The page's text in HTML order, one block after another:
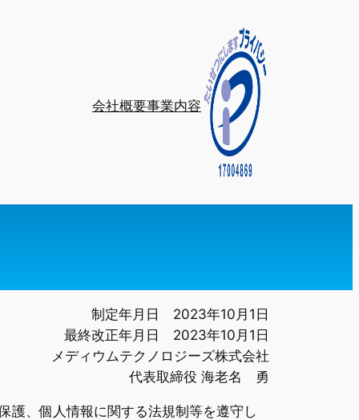
会社概要事業内容
制定年月日 2023年10月1日
最終改正年月日 2023年10月1日
メディウムテクノロジーズ株式会社
代表取締役 海老名 勇
、個人情報に関する法規制等を遵守し